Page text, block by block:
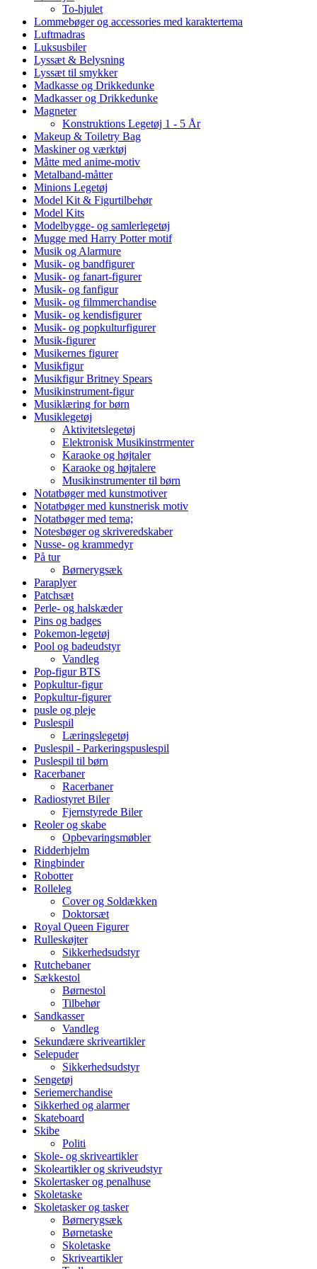
To-hjulet
Lommebøger og accessories med karaktertema
Luftmadras
Luksusbiler
Lyssæt & Belysning
Lyssæt til smykker
Madkasse og Drikkedunke
Madkasser og Drikkedunke
Magneter
Konstruktions Legetøj 1 - 5 År
Makeup & Toiletry Bag
Maskiner og værktøj
Måtte med anime-motiv
Metalband-måtter
Minions Legetøj
Model Kit & Figurtilbehør
Model Kits
Modelbygge- og samlerlegetøj
Mugge med Harry Potter motif
Musik og Alarmure
Musik- og bandfigurer
Musik- og fanart-figurer
Musik- og fanfigur
Musik- og filmmerchandise
Musik- og kendisfigurer
Musik- og popkulturfigurer
Musik-figurer
Musikernes figurer
Musikfigur
Musikfigur Britney Spears
Musikinstrument-figur
Musiklæring for børn
Musiklegetøj
Aktivitetslegetøj
Elektronisk Musikinstrmenter
Karaoke og højtaler
Karaoke og højtalere
Musikinstrumenter til børn
Notatbøger med kunstmotiver
Notatbøger med kunstnerisk motiv
Notatbøger med tema;
Notesbøger og skriveredskaber
Nusse- og krammedyr
På tur
Børnerygsæk
Paraplyer
Patchsæt
Perle- og halskæder
Pins og badges
Pokemon-legetøj
Pool og badeudstyr
Vandleg
Pop-figur BTS
Popkultur-figur
Popkultur-figurer
pusle og pleje
Puslespil
Læringslegetøj
Puslespil - Parkeringspuslespil
Puslespil til børn
Racerbaner
Racerbaner
Radiostyret Biler
Fjernstyrede Biler
Reoler og skabe
Opbevaringsmøbler
Ridderhjelm
Ringbinder
Robotter
Rolleleg
Cover og Soldækken
Doktorsæt
Royal Queen Figurer
Rulleskøjter
Sikkerhedsudstyr
Rutchebaner
Sækkestol
Børnestol
Tilbehør
Sandkasser
Vandleg
Sekundære skriveartikler
Selepuder
Sikkerhedsudstyr
Sengetøj
Seriemerchandise
Sikkerhed og alarmer
Skateboard
Skibe
Politi
Skole- og skriveartikler
Skoleartikler og skriveudstyr
Skolertasker og penalhuse
Skoletaske
Skoletasker og tasker
Børnerygsæk
Børnetaske
Skoletaske
Skriveartikler